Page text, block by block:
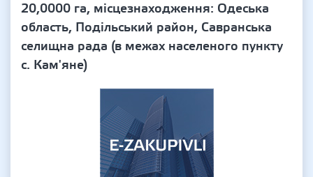
20,0000 га, місцезнаходження: Одеська
область, Подільський район, Савранська
селищна рада (в межах населеного пункту
с. Кам'яне)